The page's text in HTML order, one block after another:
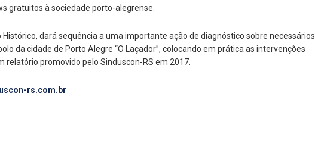
gratuitos à sociedade porto-alegrense.
dará sequência a uma importante ação de diagnóstico sobre necessários
da cidade de Porto Alegre “O Laçador”, colocando em prática as intervenções
promovido pelo Sinduscon-RS em 2017.
rs.com.br